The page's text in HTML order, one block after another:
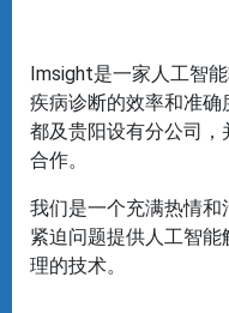
Imsight是一家人工智
疾病诊断的效率和准
都及贵阳设有分公司
合作。
我们是一个充满热情
紧迫问题提供人工智
理的技术。